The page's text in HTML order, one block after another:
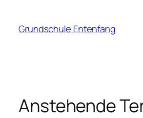
springen
Grundschule Entenfang
Anstehende